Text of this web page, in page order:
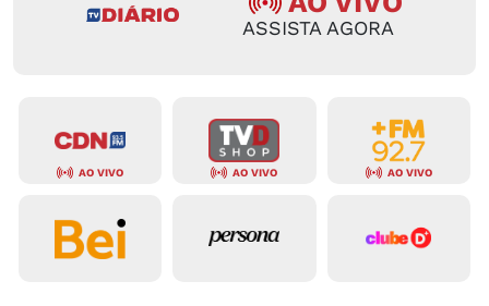
ASSISTA AGORA
AO VIVO AO VIVO AO VIVO